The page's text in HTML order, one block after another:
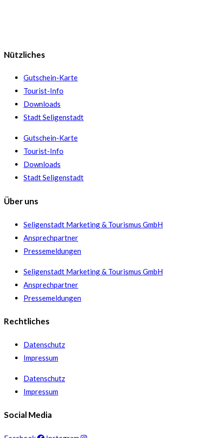
Nützliches
Gutschein-Karte
Tourist-Info
Downloads
Stadt Seligenstadt
Gutschein-Karte
Tourist-Info
Downloads
Stadt Seligenstadt
Über uns
Seligenstadt Marketing & Tourismus GmbH
Ansprechpartner
Pressemeldungen
Seligenstadt Marketing & Tourismus GmbH
Ansprechpartner
Pressemeldungen
Rechtliches
Datenschutz
Impressum
Datenschutz
Impressum
Social Media